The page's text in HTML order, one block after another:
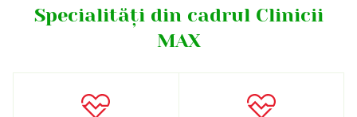
Specialități din cadrul Clinicii
MAX